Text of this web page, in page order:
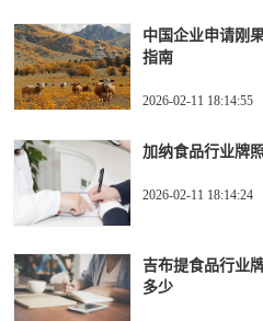
中国企业申请刚
指南
2026-02-11 18:14:55
加纳食品行业牌
2026-02-11 18:14:24
吉布提食品行业
多少